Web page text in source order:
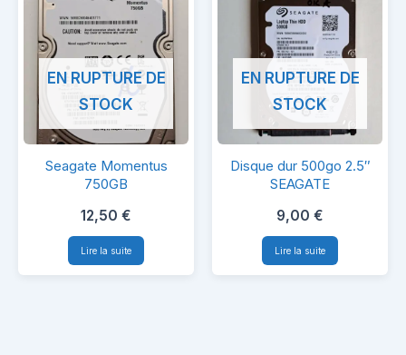
Seagate
Momentus
750GB
EN RUPTURE DE
STOCK
Seagate Momentus
750GB
12,50 €
Lire la suite
Disque
dur
500go
2.5″
SEAGATE
EN RUPTURE DE
STOCK
Disque dur 500go 2.5″
SEAGATE
9,00 €
Lire la suite